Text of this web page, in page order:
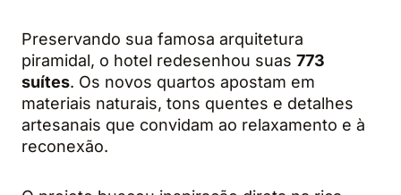
Preservando sua famosa arquitetura
piramidal, o hotel redesenhou suas 773
suítes. Os novos quartos apostam em
materiais naturais, tons quentes e detalhes
artesanais que convidam ao relaxamento e à
reconexão.